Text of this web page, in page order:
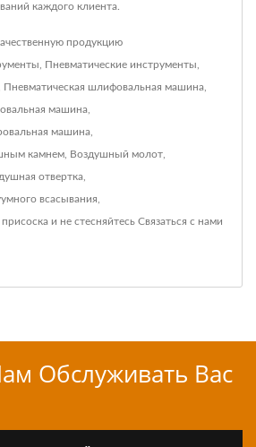
каждого клиента.
продукцию
Пневматические инструменты
Пневматическая шлифовальная машина
машина
машина
камнем Воздушный молот
отвертка
всасывания
присоска и не стесняйтесь Связаться с нами
Обслуживать Вас